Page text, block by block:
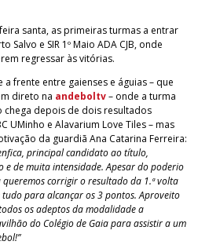
santa, as primeiras turmas a entrar
Salvo e SIR 1º Maio ADA CJB, onde
regressar às vitórias.
a frente entre gaienses e águias – que
direto na andeboltv– onde a turma
chega depois de dois resultados
UMinho e Alavarium Love Tiles – mas
da guardiã Ana Catarina Ferreira:
principal candidato ao título,
e de muita intensidade. Apesar do poderio
corrigir o resultado da 1.ª volta
tudo para alcançar os 3 pontos. Aproveito
os adeptos da modalidade a
do Colégio de Gaia para assistir a um